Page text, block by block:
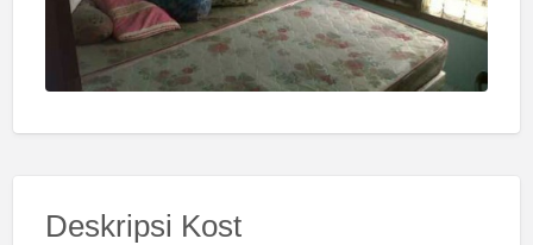
Deskripsi Kost